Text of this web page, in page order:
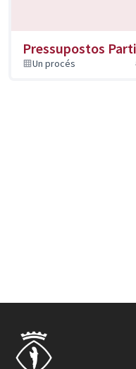
Pressupostos
Un procés